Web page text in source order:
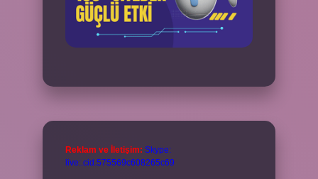
Reklam ve İletişim: Skype:
live:.cid.575569c608265c69